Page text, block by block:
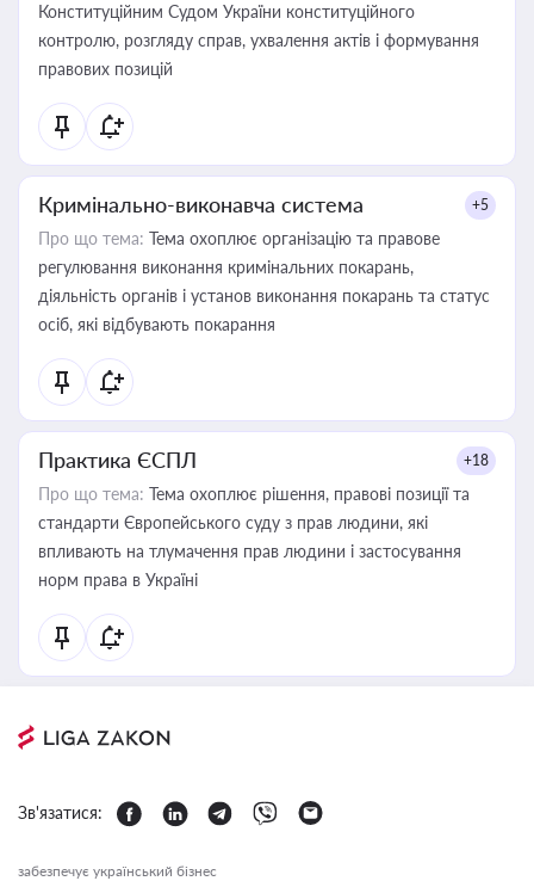
Конституційним Судом України конституційного
контролю, розгляду справ, ухвалення актів і формування
правових позицій
Кримінально-виконавча система +5
Про що тема: Тема охоплює організацію та правове
регулювання виконання кримінальних покарань,
діяльність органів і установ виконання покарань та статус
осіб, які відбувають покарання
Практика ЄСПЛ +18
Про що тема: Тема охоплює рішення, правові позиції та
стандарти Європейського суду з прав людини, які
впливають на тлумачення прав людини і застосування
норм права в Україні
Зв'язатися:
забезпечує український бізнес